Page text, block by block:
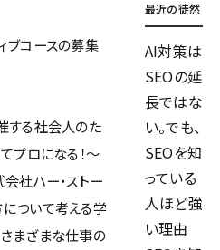
ブコースの募集
する社会人のた
プロになる！～
会社ハー・ストー
ついて考える学
まざまな仕事の
最近の徒然
AI対策は
SEOの延
長ではな
い。でも、
SEOを知
っている
人ほど強
い理由